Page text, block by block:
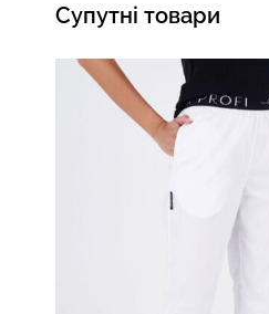
Супутні товари